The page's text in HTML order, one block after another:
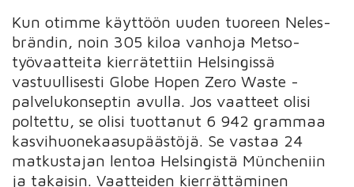
Kun otimme käyttöön uuden tuoreen Neles-
brändin, noin 305 kiloa vanhoja Metso-
työvaatteita kierrätettiin Helsingissä
vastuullisesti Globe Hopen Zero Waste -
palvelukonseptin avulla. Jos vaatteet olisi
poltettu, se olisi tuottanut 6 942 grammaa
kasvihuonekaasupäästöjä. Se vastaa 24
matkustajan lentoa Helsingistä Müncheniin
ja takaisin. Vaatteiden kierrättäminen